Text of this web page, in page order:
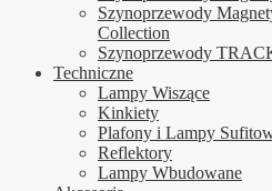
Szynoprzewody
Collection
Szynoprzewody
Techniczne
Lampy Wiszące
Kinkiety
Plafony i Lampy
Reflektory
Lampy Wbudowane